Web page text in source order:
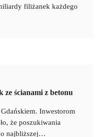
filiżanek każdego
ścianami z betonu
Inwestorom
że poszukiwania
najbliższej…